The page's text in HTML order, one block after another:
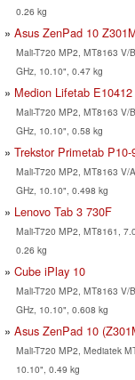
0.26 kg
Asus ZenPad 10
Mali-T720 MP2, MT8163 V/
GHz, 10.10", 0.47 kg
Medion Lifetab E10412
Mali-T720 MP2, MT8163 V/
GHz, 10.10", 0.58 kg
Trekstor Primetab P10-
Mali-T720 MP2, MT8163 V/
GHz, 10.10", 0.498 kg
Lenovo Tab 3 730F
Mali-T720 MP2, MT8161,
0.26 kg
Cube iPlay 10
Mali-T720 MP2, MT8163 V/
GHz, 10.10", 0.608 kg
Asus ZenPad 10
Mali-T720 MP2, Mediatek
10.10", 0.49 kg